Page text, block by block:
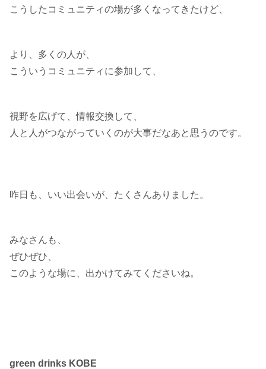
こうしたコミュニティの場が多くなってきたけど、
より、多くの人が、
こういうコミュニティに参加して、
視野を広げて、情報交換して、
人と人がつながっていくのが大事だなあと思うのです。
昨日も、いい出会いが、たくさんありました。
みなさんも、
ぜひぜひ、
このような場に、出かけてみてくださいね。
green drinks KOBE